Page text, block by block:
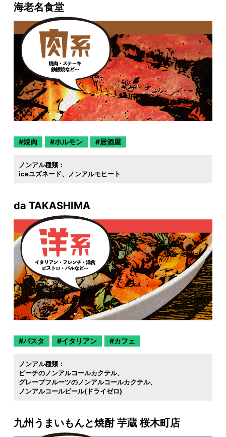
海老名食堂
焼肉 ホルモン 居酒屋
ノンアル種類：
iceユズネード
ノンアルモヒート
da TAKASHIMA
パスタ イタリアン カフェ
ノンアル種類：
ピーチのノンアルコールカクテル
グレープフルーツのノンアルコールカクテル
ノンアルコールビール(ドライゼロ)
九州うまいもんと焼酎 芋蔵 桜木町店